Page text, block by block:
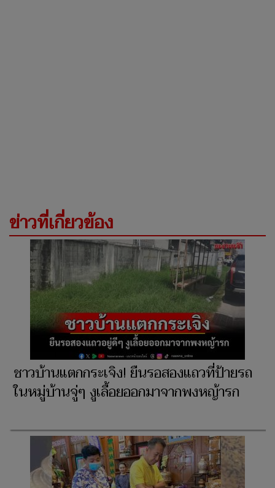
ข่าวที่เกี่ยวข้อง
ชาวบ้านแตกกระเจิง! ยืนรอสองแถวที่ป้ายรถ
ในหมู่บ้านจู่ๆ งูเลื้อยออกมาจากพงหญ้ารก